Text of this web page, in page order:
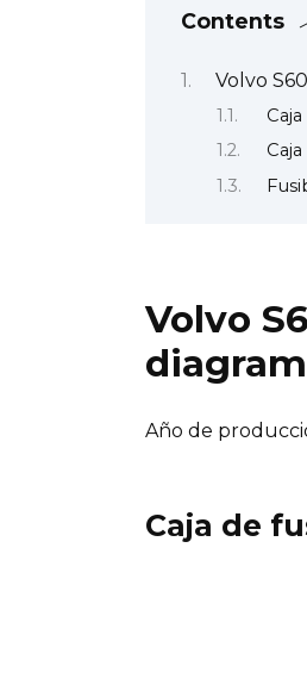
Contents
Volvo
Volvo
Año de
Caja de